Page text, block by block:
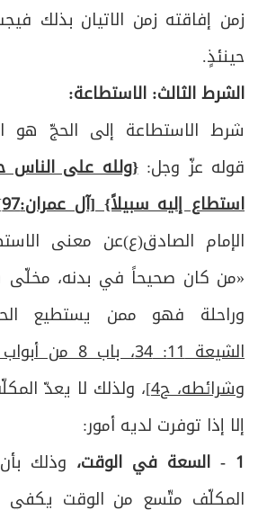
زمن إفاقته زمن الاتيان بذلك
حينئذٍ.
الشرط الثالث: الاستطاعة:
شرط الاستطاعة إلى الحجّ هو
قوله عزّ وجل:{ولله على الناس
استطاع إليه سبيلاً} [آل عمران:97].
الإمام الصادق(ع)عن معنى
«من كان صحيحاً في بدنه، مخلّى
وراحلة فهو ممن يستطيع
الشيعة 11: 34،
وشرائطه، ح4] ، ولذلك لا يعدّ
إلا إذا توفرت لديه أمور:
1 - السعة في الوقت،
وذلك
المكلّف متّسع من الوقت يكفي
ص74 المطلب الثالث: في الوصية
ص
75 المطلب الرابع: في النيابة للحج
ص
76
المطلب الخامس: في أحكام
وفيه مبحثان
77 المبحث الأول: في أحكام
ص
78 المبحث الثاني: في أحكام
ص 79 أدعية
80 زيـارة النبـي(ص)
ص
81 زيـارة أميـن اللـه
ص
82 دعـاء ليلـة عرفـة
83 دعاء الإمام الحسين(ع) يوم